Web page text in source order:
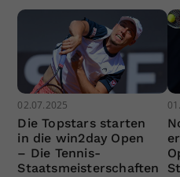
02.07.2025
Die Topstars starten
in die win2day Open
– Die Tennis-
Staatsmeisterschaften